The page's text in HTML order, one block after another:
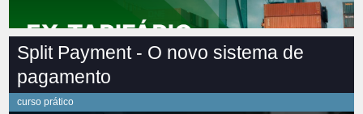
Split Payment - O novo sistema de
pagamento
curso prático